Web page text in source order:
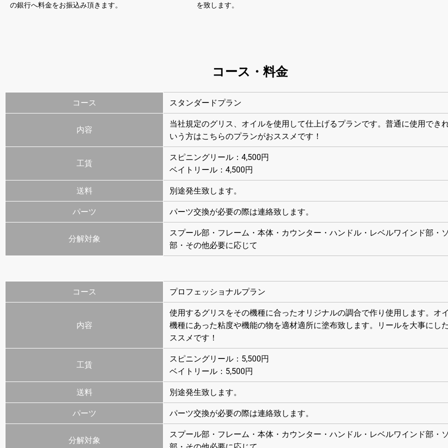
の銀行へ料金をお振込み頂きます。
を致します。
コース・料金
コース スタンダードプラン
内容
当社規定のグリス、オイルを使用して仕上げるプランです。普通に使用でき
いう方はこちらのプランがおススメです！
工賃
スピニングリール：4,500円
ベイトリール：4,500円
送料 別途発生致します。
パーツ パーツ交換が必要の際は連絡致します。
分解対象
スプール部・フレーム・本体・カウンター・ハンドル・レベルワインド部・
部・その他必要に応じて
コース プロフェッショナルプラン
内容
使用するグリスをその機種に合ったオリジナルの調合で作り使用します。オ
機種にあった粘度や機能の物を適材適所に塗布致します。リールを大事にし
ススメです！
工賃
スピニングリール：5,500円
ベイトリール：5,500円
送料 別途発生致します。
パーツ パーツ交換が必要の際は連絡致します。
分解対象
スプール部・フレーム・本体・カウンター・ハンドル・レベルワインド部・